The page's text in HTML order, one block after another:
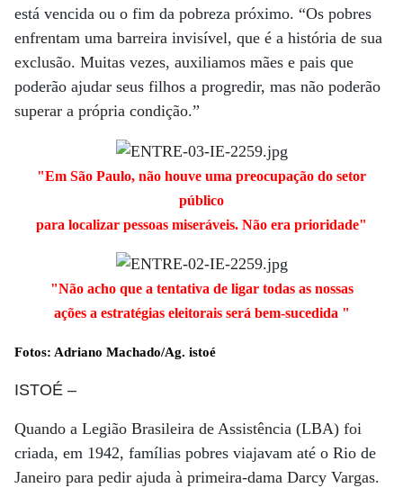
está vencida ou o fim da pobreza próximo. “Os pobres
enfrentam uma barreira invisível, que é a história de sua
exclusão. Muitas vezes, auxiliamos mães e pais que
poderão ajudar seus filhos a progredir, mas não poderão
superar a própria condição.”
"Em São Paulo, não houve uma preocupação do setor
público
para localizar pessoas miseráveis. Não era prioridade"
"Não acho que a tentativa de ligar todas as nossas
ações a estratégias eleitorais será bem-sucedida "
Fotos: Adriano Machado/Ag. istoé
ISTOÉ –
Quando a Legião Brasileira de Assistência (LBA) foi
criada, em 1942, famílias pobres viajavam até o Rio de
Janeiro para pedir ajuda à primeira-dama Darcy Vargas.